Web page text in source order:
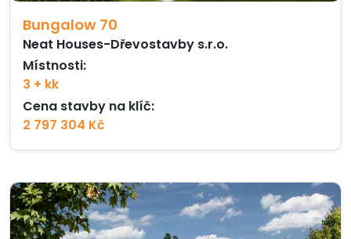
Bungalow 70
Neat Houses-Dřevostavby s.r.o.
Místnosti:
3 + kk
Cena stavby na klíč:
2 797 304 Kč